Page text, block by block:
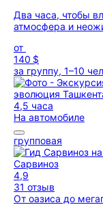
Два часа, чтобы
атмосфера и
от
140 $
за группу, 1–10
4,5 часа
На автомобиле
групповая
Сарвиноз
4,9
31 отзыв
От оазиса до